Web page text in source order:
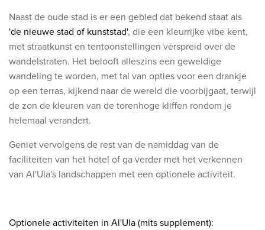
Naast de oude stad is er een gebied dat bekend staat als
'de nieuwe stad of kunststad', die een kleurrijke vibe kent,
met straatkunst en tentoonstellingen verspreid over de
wandelstraten. Het belooft alleszins een geweldige
wandeling te worden, met tal van opties voor een drankje
op een terras, kijkend naar de wereld die voorbijgaat, terwijl
de zon de kleuren van de torenhoge kliffen rondom je
helemaal verandert.
Geniet vervolgens de rest van de namiddag van de
faciliteiten van het hotel of ga verder met het verkennen
van Al'Ula's landschappen met een optionele activiteit.
​Optionele activiteiten in Al'Ula (mits supplement):